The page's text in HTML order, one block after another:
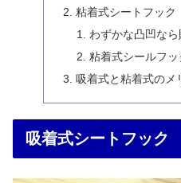
粘着式シートフック
わずかな凸凹な
粘着式シールフッ
吸着式と粘着式のメ
吸着式シートフック